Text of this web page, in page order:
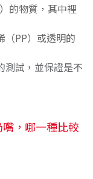
的物質，其中裡
（PP）或透明的
測試，並保證是不
，哪一種比較